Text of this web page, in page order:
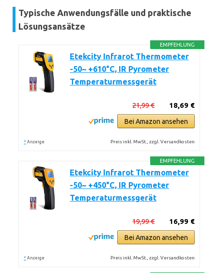
Typische Anwendungsfälle und praktische
Lösungsansätze
EMPFEHLUNG
Etekcity Infrarot Thermometer
-50~ +610°C, IR Pyrometer
Temperaturmessgerät
18,69 €
21,99 €
Bei Amazon ansehen
* Anzeige Preis inkl. MwSt., zzgl. Versandkosten
EMPFEHLUNG
Etekcity Infrarot Thermometer
-50~ +450°C, IR Pyrometer
Temperaturmessgerät
16,99 €
19,99 €
Bei Amazon ansehen
* Anzeige Preis inkl. MwSt., zzgl. Versandkosten